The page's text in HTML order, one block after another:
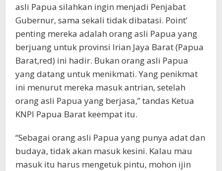
asli Papua silahkan ingin menjadi Penjabat
Gubernur, sama sekali tidak dibatasi. Point’
penting mereka adalah orang asli Papua yang
berjuang untuk provinsi Irian Jaya Barat (Papua
Barat,red) ini hadir. Bukan orang asli Papua
yang datang untuk menikmati. Yang penikmat
ini menurut mereka masuk antrian, setelah
orang asli Papua yang berjasa,” tandas Ketua
KNPI Papua Barat keempat itu.
“Sebagai orang asli Papua yang punya adat dan
budaya, tidak akan masuk kesini. Kalau mau
masuk itu harus mengetuk pintu, mohon ijin